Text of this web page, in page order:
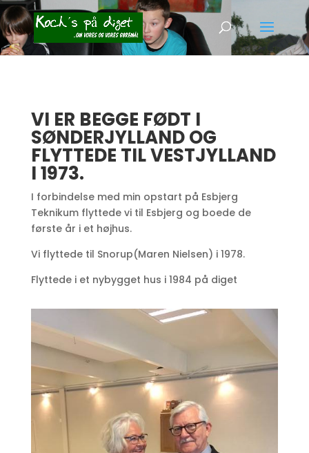
VI ER BEGGE FØDT I
SØNDERJYLLAND OG
FLYTTEDE TIL VESTJYLLAND
I 1973.
I forbindelse med min opstart på Esbjerg
Teknikum flyttede vi til Esbjerg og boede de
første år i et højhus.
Vi flyttede til Snorup(Maren Nielsen) i 1978.
Flyttede i et nybygget hus i 1984 på diget